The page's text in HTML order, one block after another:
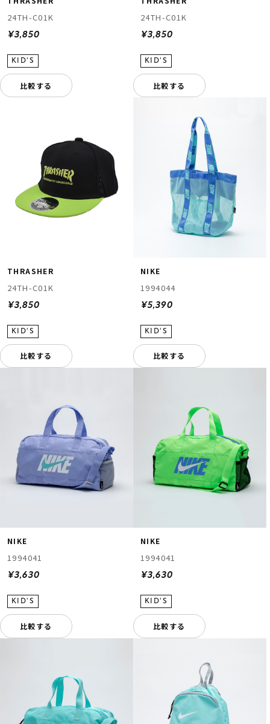
24TH-C01K
¥3,850
比較する
24TH-C01K
¥3,850
比較する
THRASHER
24TH-C01K
¥3,850
比較する
NIKE
1994044
¥5,390
比較する
NIKE
1994041
¥3,630
比較する
NIKE
1994041
¥3,630
比較する